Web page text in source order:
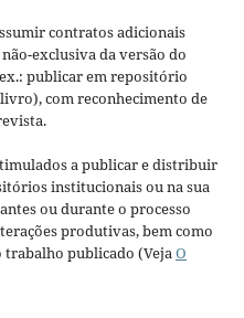
contratos adicionais
exclusiva da versão do
publicar em repositório
com reconhecimento de
a publicar e distribuir
institucionais ou na sua
ou durante o processo
produtivas, bem como
trabalho publicado (VejaO